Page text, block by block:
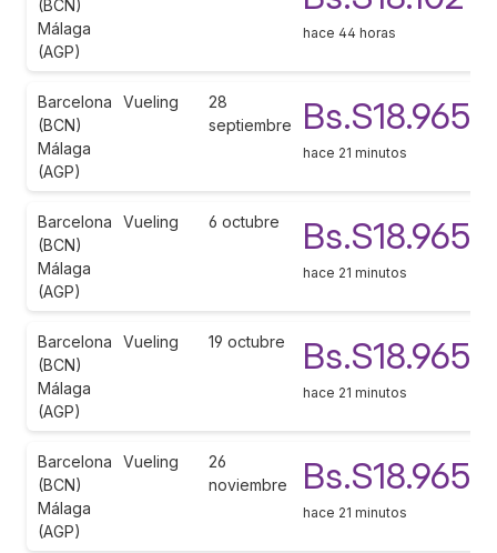
(BCN)
Málaga
(AGP)
hace 44 horas
Barcelona
(BCN)
Málaga
(AGP)
Vueling
28
septiembre
Bs.S18.965
hace 21 minutos
Barcelona
(BCN)
Málaga
(AGP)
Vueling 6 octubre Bs.S18.965
hace 21 minutos
Barcelona
(BCN)
Málaga
(AGP)
Vueling 19 octubre Bs.S18.965
hace 21 minutos
Barcelona
(BCN)
Málaga
(AGP)
Vueling
26
noviembre
Bs.S18.965
hace 21 minutos